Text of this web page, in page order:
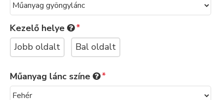
Kezelő helye
Jobb oldalt
Bal oldalt
Műanyag lánc színe